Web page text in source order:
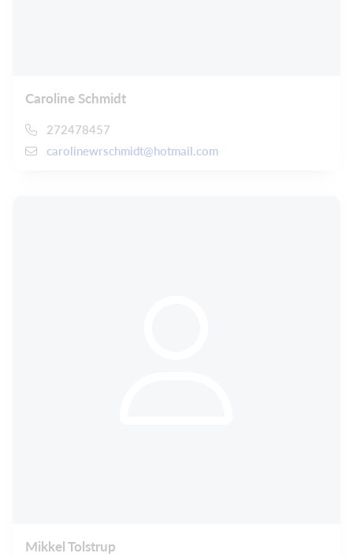
Caroline Schmidt
272478457
carolinewrschmidt@hotmail.com
Mikkel Tolstrup